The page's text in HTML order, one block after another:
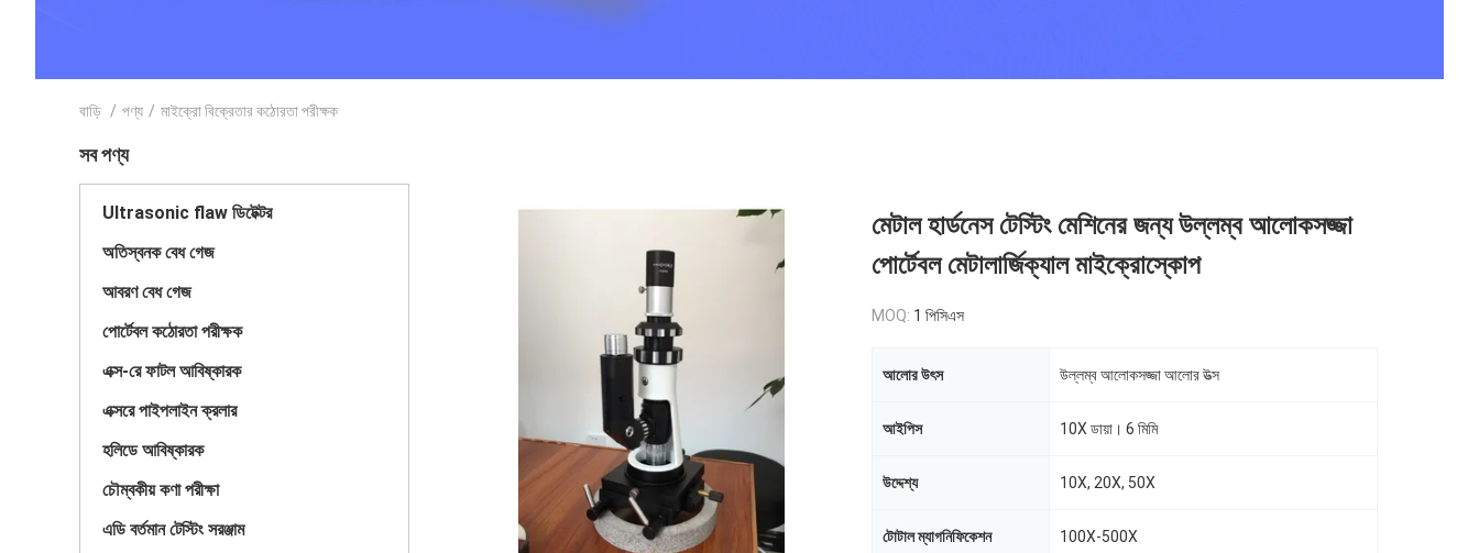
বাড়ি / পণ্য / মাইক্রো বিক্রেতার কঠোরতা পরীক্ষক
সব পণ্য
Ultrasonic flaw ডিটেক্টর
অতিস্বনক বেধ গেজ
আবরণ বেধ গেজ
পোর্টেবল কঠোরতা পরীক্ষক
এক্স-রে ফাটল আবিষ্কারক
এক্সরে পাইপলাইন ক্রলার
হলিডে আবিষ্কারক
চৌম্বকীয় কণা পরীক্ষা
এডি বর্তমান টেস্টিং সরঞ্জাম
মেটাল হার্ডনেস টেস্টিং মেশিনের জন্য উল্লম্ব আলোকসজ্জা
পোর্টেবল মেটালার্জিক্যাল মাইক্রোস্কোপ
MOQ: 1 পিসিএস
আলোর উৎস উল্লম্ব আলোকসজ্জা আলোর উত্স
আইপিস 10X ডায়া। 6 মিমি
উদ্দেশ্য 10X, 20X, 50X
টোটাল ম্যাগনিফিকেশন 100X-500X